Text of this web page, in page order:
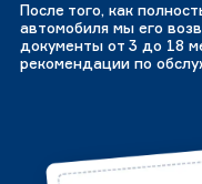
После того, как
автомобиля мы его
документы от 3 до 18
рекомендации по